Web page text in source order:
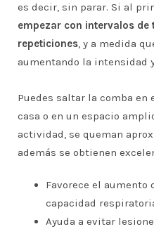
es decir, sin parar. Si al
empezar con intervalos de
repeticiones, y a medida
aumentando la intensidad
Puedes saltar la comba en
casa o en un espacio
actividad, se queman
además se obtienen
Favorece el aumento
capacidad
Ayuda a evitar